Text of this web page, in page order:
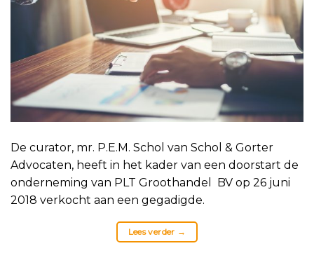
De curator, mr. P.E.M. Schol van Schol & Gorter
Advocaten, heeft in het kader van een doorstart de
onderneming van PLT Groothandel BV op 26 juni
2018 verkocht aan een gegadigde.
Lees verder →